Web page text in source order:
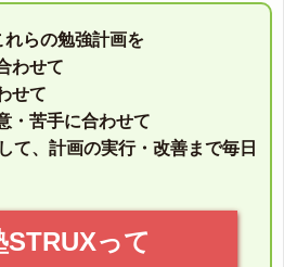
らの勉強計画を
わせて
せて
・苦手に合わせて
て、計画の実行・改善まで毎日
STRUXって